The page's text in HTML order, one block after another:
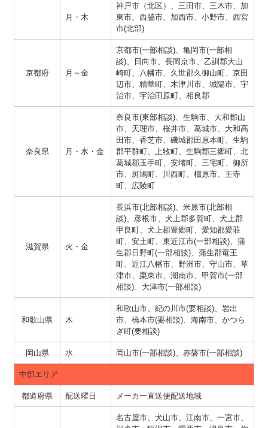
月・木
神戸市（北区）、三田市、三木市、加
東市、西脇市、加西市、小野市、西宮
市(北部)
京都府 月～金
京都市(一部相談)、亀岡市(一部相
談)、日向市、長岡京市、乙訓郡大山
崎町、八幡市、久世郡久御山町、京田
辺市、精華町、木津川市、城陽市、宇
治市、宇治田原町、相良郡
奈良県 月・水・金
奈良市(東部相談)、生駒市、大和郡山
市、天理市、桜井市、葛城市、大和高
田市、香芝市、磯城郡田原本町、生駒
郡平群町、上牧町、生駒郡三郷町、北
葛城郡玉手町、安堵町、三宅町、御所
市、斑鳩町、川西町、橿原市、王寺
町、広陵町
滋賀県 火・金
長浜市(北部相談)、米原市(北部相
談)、彦根市、犬上郡多賀町、犬上郡
甲良町、犬上郡豊郷町、愛知郡愛荘
町、安土町、東近江市(一部相談)、蒲
生郡日野町(一部相談)、蒲生郡竜王
町、近江八幡市、野洲市、守山市、草
津市、栗東市、湖南市、甲賀市(一部
相談)、大津市(一部相談)
和歌山県 木
和歌山市、紀の川市(要相談)、岩出
市、橋本市(要相談)、海南市、かつら
ぎ町(要相談)
岡山県 水 岡山市(一部相談)、赤磐市(一部相談)
中部エリア
都道府県 配送曜日 メーカー直送便配送地域
名古屋市、犬山市、江南市、一宮市、